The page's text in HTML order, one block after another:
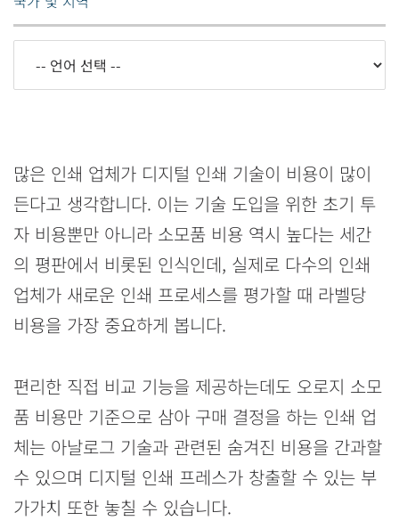
많은 인쇄 업체가 디지털 인쇄 기술이 비용이 많이
든다고 생각합니다. 이는 기술 도입을 위한 초기 투
자 비용뿐만 아니라 소모품 비용 역시 높다는 세간
의 평판에서 비롯된 인식인데, 실제로 다수의 인쇄
업체가 새로운 인쇄 프로세스를 평가할 때 라벨당
비용을 가장 중요하게 봅니다.
편리한 직접 비교 기능을 제공하는데도 오로지 소모
품 비용만 기준으로 삼아 구매 결정을 하는 인쇄 업
체는 아날로그 기술과 관련된 숨겨진 비용을 간과할
수 있으며 디지털 인쇄 프레스가 창출할 수 있는 부
가가치 또한 놓칠 수 있습니다.